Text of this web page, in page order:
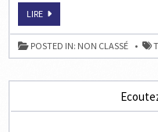
LIREECHECS
MUSIQUE
:
MARIE
CHESS
N°9
POSTED IN: NON CLASSÉ